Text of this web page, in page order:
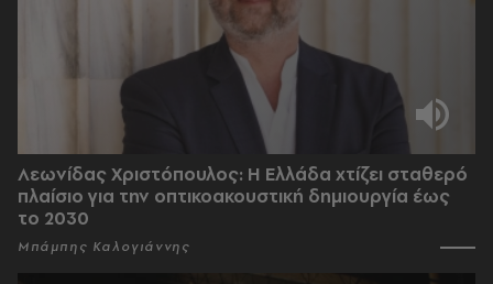
Λεωνίδας Χριστόπουλος: Η Ελλάδα χτίζει σταθερό
πλαίσιο για την οπτικοακουστική δημιουργία έως
το 2030
Μπάμπης Καλογιάννης